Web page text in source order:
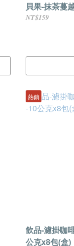
貝果-抹茶蔓
NT$159
熱銷
飲品-濾掛咖
公克x8包(盒)